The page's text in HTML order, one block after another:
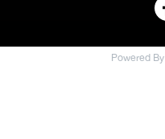
Powered By